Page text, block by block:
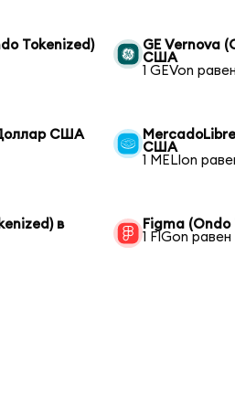
Tokenized)
GE Vernova
США
1 GEVon
США
США
1 MELIon
в
Figma
1 FIGon